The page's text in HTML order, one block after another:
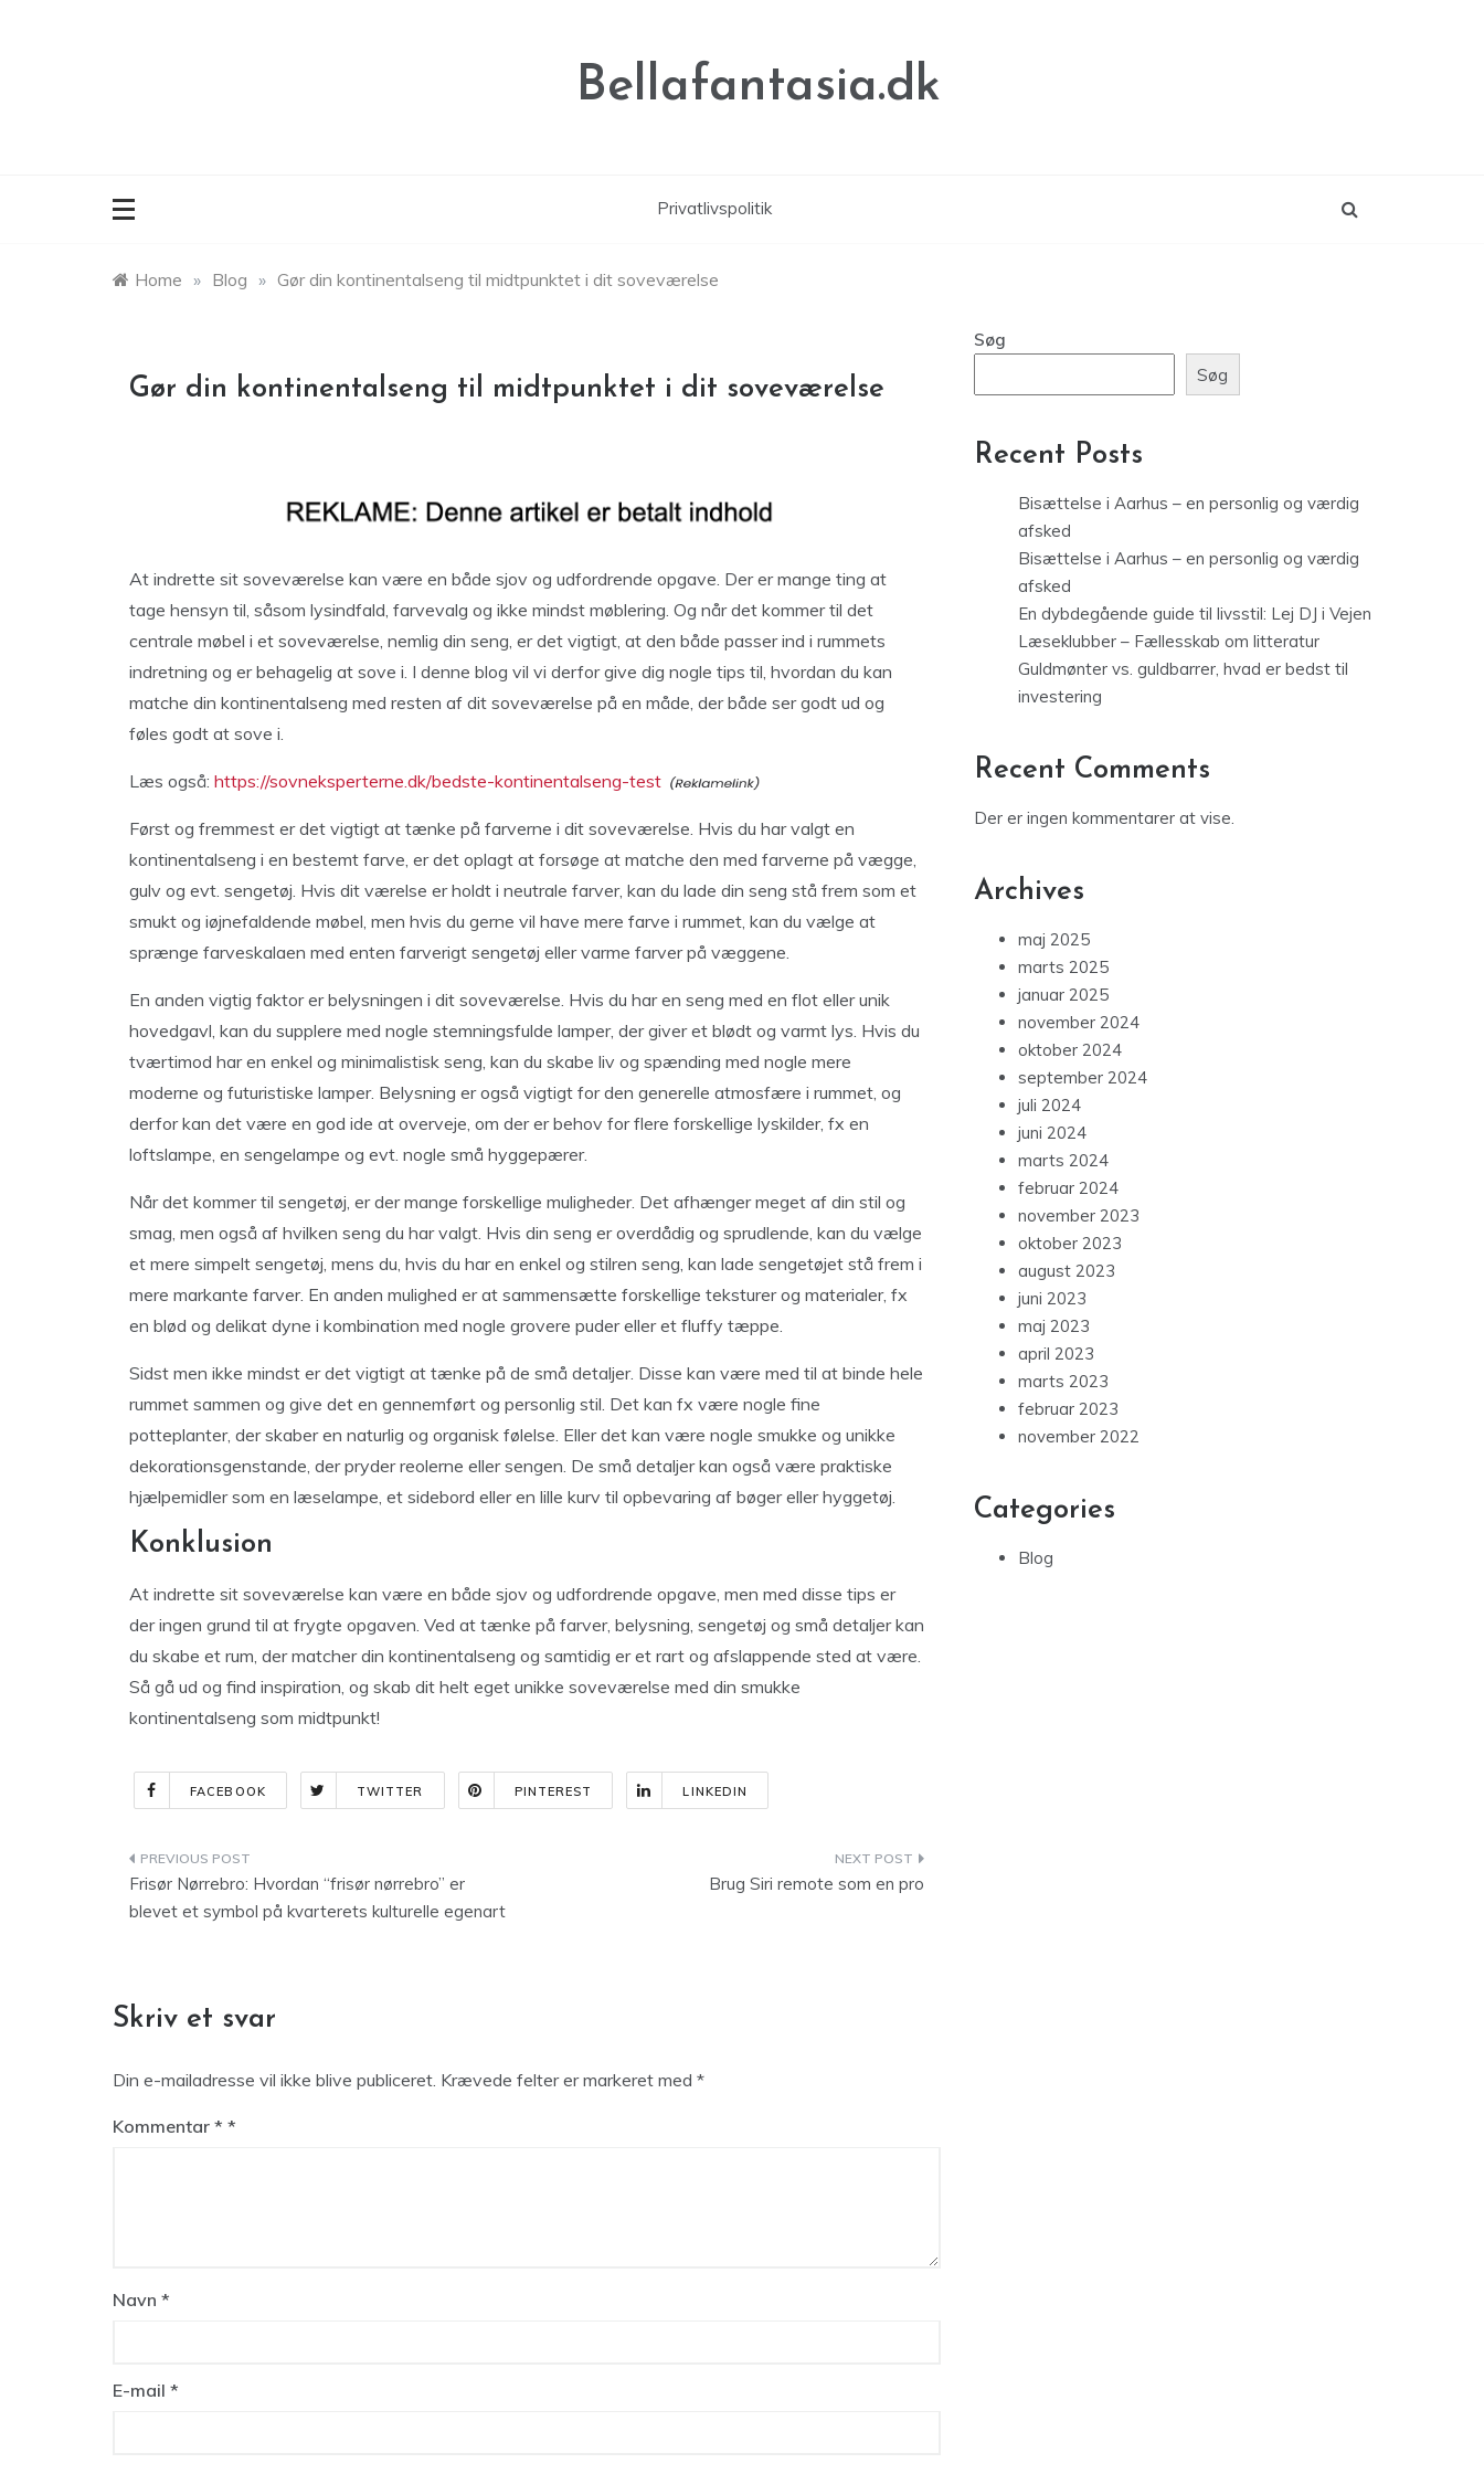
Bellafantasia.dk
Privatlivspolitik
Home » Blog » Gør din kontinentalseng til midtpunktet i dit soveværelse
Gør din kontinentalseng til midtpunktet i dit soveværelse
At indrette sit soveværelse kan være en både sjov og udfordrende opgave. Der er mange ting at
tage hensyn til, såsom lysindfald, farvevalg og ikke mindst møblering. Og når det kommer til det
centrale møbel i et soveværelse, nemlig din seng, er det vigtigt, at den både passer ind i rummets
indretning og er behagelig at sove i. I denne blog vil vi derfor give dig nogle tips til, hvordan du kan
matche din kontinentalseng med resten af dit soveværelse på en måde, der både ser godt ud og
føles godt at sove i.
Læs også: https://sovneksperterne.dk/bedste-kontinentalseng-test
Først og fremmest er det vigtigt at tænke på farverne i dit soveværelse. Hvis du har valgt en
kontinentalseng i en bestemt farve, er det oplagt at forsøge at matche den med farverne på vægge,
gulv og evt. sengetøj. Hvis dit værelse er holdt i neutrale farver, kan du lade din seng stå frem som et
smukt og iøjnefaldende møbel, men hvis du gerne vil have mere farve i rummet, kan du vælge at
sprænge farveskalaen med enten farverigt sengetøj eller varme farver på væggene.
En anden vigtig faktor er belysningen i dit soveværelse. Hvis du har en seng med en flot eller unik
hovedgavl, kan du supplere med nogle stemningsfulde lamper, der giver et blødt og varmt lys. Hvis du
tværtimod har en enkel og minimalistisk seng, kan du skabe liv og spænding med nogle mere
moderne og futuristiske lamper. Belysning er også vigtigt for den generelle atmosfære i rummet, og
derfor kan det være en god ide at overveje, om der er behov for flere forskellige lyskilder, fx en
loftslampe, en sengelampe og evt. nogle små hyggepærer.
Når det kommer til sengetøj, er der mange forskellige muligheder. Det afhænger meget af din stil og
smag, men også af hvilken seng du har valgt. Hvis din seng er overdådig og sprudlende, kan du vælge
et mere simpelt sengetøj, mens du, hvis du har en enkel og stilren seng, kan lade sengetøjet stå frem i
mere markante farver. En anden mulighed er at sammensætte forskellige teksturer og materialer, fx
en blød og delikat dyne i kombination med nogle grovere puder eller et fluffy tæppe.
Sidst men ikke mindst er det vigtigt at tænke på de små detaljer. Disse kan være med til at binde hele
rummet sammen og give det en gennemført og personlig stil. Det kan fx være nogle fine
potteplanter, der skaber en naturlig og organisk følelse. Eller det kan være nogle smukke og unikke
dekorationsgenstande, der pryder reolerne eller sengen. De små detaljer kan også være praktiske
hjælpemidler som en læselampe, et sidebord eller en lille kurv til opbevaring af bøger eller hyggetøj.
Konklusion
At indrette sit soveværelse kan være en både sjov og udfordrende opgave, men med disse tips er
der ingen grund til at frygte opgaven. Ved at tænke på farver, belysning, sengetøj og små detaljer kan
du skabe et rum, der matcher din kontinentalseng og samtidig er et rart og afslappende sted at være.
Så gå ud og find inspiration, og skab dit helt eget unikke soveværelse med din smukke
kontinentalseng som midtpunkt!
FACEBOOK TWITTER PINTEREST LINKEDIN
Indlægsnavigation
Frisør Nørrebro: Hvordan “frisør nørrebro” er
blevet et symbol på kvarterets kulturelle egenart
Brug Siri remote som en pro
Skriv et svar
Din e-mailadresse vil ikke blive publiceret. Krævede felter er markeret med *
Kommentar *
Navn *
E-mail *
Søg
Søg
Recent Posts
Bisættelse i Aarhus – en personlig og værdig
afsked
Bisættelse i Aarhus – en personlig og værdig
afsked
En dybdegående guide til livsstil: Lej DJ i Vejen
Læseklubber – Fællesskab om litteratur
Guldmønter vs. guldbarrer, hvad er bedst til
investering
Recent Comments
Der er ingen kommentarer at vise.
Archives
maj 2025
marts 2025
januar 2025
november 2024
oktober 2024
september 2024
juli 2024
juni 2024
marts 2024
februar 2024
november 2023
oktober 2023
august 2023
juni 2023
maj 2023
april 2023
marts 2023
februar 2023
november 2022
Categories
Blog